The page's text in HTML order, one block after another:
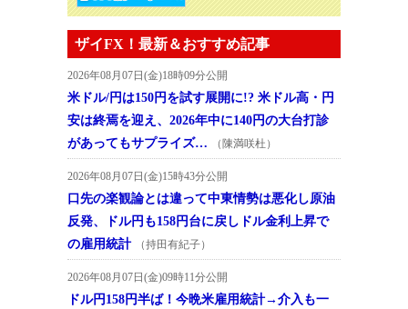
ザイFX！最新＆おすすめ記事
2026年08月07日(金)18時09分公開
米ドル/円は150円を試す展開に!? 米ドル高・円
安は終焉を迎え、2026年中に140円の大台打診
があってもサプライズ…
（陳満咲杜）
2026年08月07日(金)15時43分公開
口先の楽観論とは違って中東情勢は悪化し原油
反発、ドル円も158円台に戻しドル金利上昇で
の雇用統計
（持田有紀子）
2026年08月07日(金)09時11分公開
ドル円158円半ば！今晩米雇用統計→介入も一